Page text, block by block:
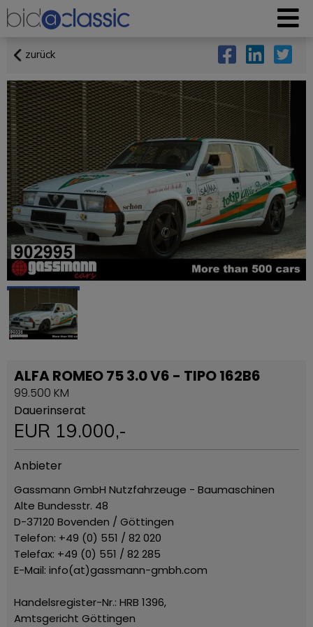
zurück
ALFA ROMEO 75 3.0 V6 - TIPO 162B6
99.500 KM
Dauerinserat
EUR 19.000,-
Anbieter
Gassmann GmbH Nutzfahrzeuge - Baumaschinen
Alte Bundesstr. 48
D-37120 Bovenden / Göttingen
Telefon: +49 (0) 551 / 82 020
Telefax: +49 (0) 551 / 82 285
E-Mail: info(at)gassmann-gmbh.com
Handelsregister-Nr.: HRB 1396,
Amtsgericht Göttingen